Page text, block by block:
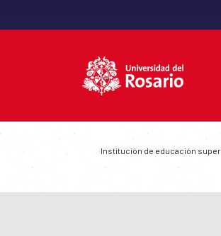
Institución de educación